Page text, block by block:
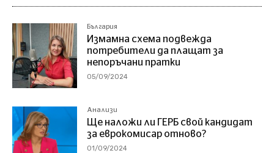
България
Измамна схема подвежда
потребители да плащат за
непоръчани пратки
05/09/2024
Анализи
Ще наложи ли ГЕРБ свой кандидат
за еврокомисар отново?
01/09/2024